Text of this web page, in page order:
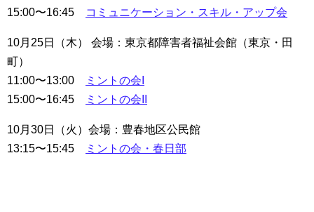
15:00〜16:45
コミュニケーション・スキル・アップ会
10月25日（木） 会場：東京都障害者福祉会館（東京・田
町）
11:00〜13:00
ミントの会I
15:00〜16:45
ミントの会II
10月30日（火）会場：豊春地区公民館
13:15〜15:45
ミントの会・春日部